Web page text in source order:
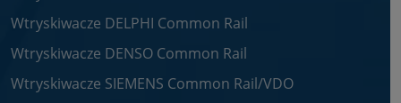
Wtryskiwacze DELPHI Common Rail
Wtryskiwacze DENSO Common Rail
Wtryskiwacze SIEMENS Common Rail/VDO